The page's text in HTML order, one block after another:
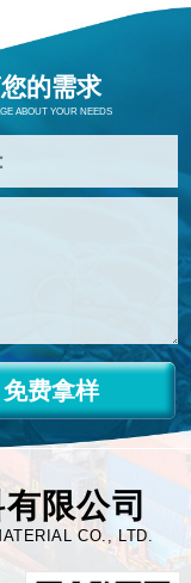
的需求
ABOUT YOUR NEEDS
免费拿样
限公司
CO., LTD.